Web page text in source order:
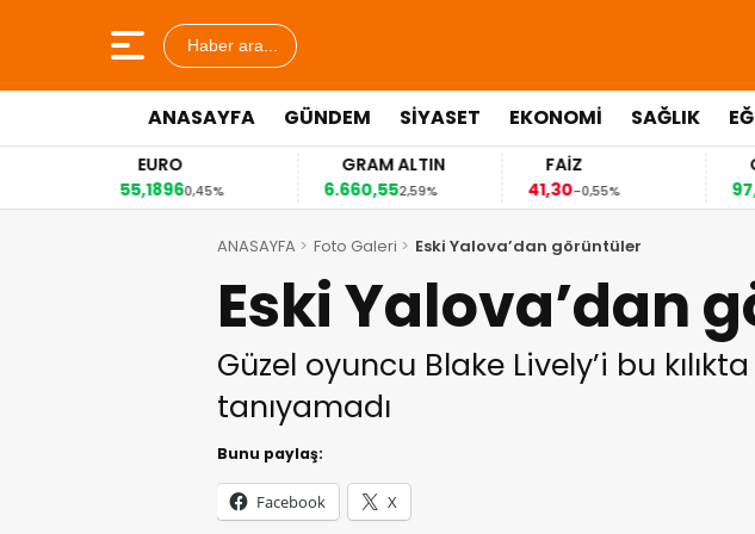
Haber ara...
ANASAYFA GÜNDEM SİYASET EKONOMİ SAĞLIK
EURO
55,18960,45%
GRAM ALTIN
6.660,552,59%
FAİZ
41,30-0,55%
ANASAYFA Foto Galeri Eski Yalova’dan görüntüler
Eski Yalova’dan
Güzel oyuncu Blake Lively’i bu
tanıyamadı
Bunu paylaş:
Facebook X